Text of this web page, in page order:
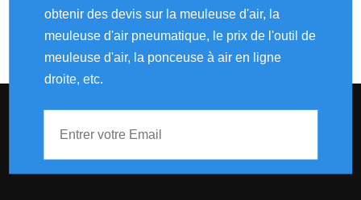
obtenir des devis sur la meuleuse d'air, la
meuleuse d'air pneumatique, le prix de l'outil de
meuleuse d'air, la ponceuse à air en ligne
droite, etc.